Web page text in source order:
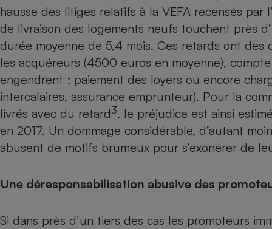
hausse des litiges relatifs à la VEFA recensés
de livraison des logements neufs touchent près
durée moyenne de 5,4 mois. Ces retards ont
les acquéreurs (4500 euros en moyenne),
engendrent : paiement des loyers ou encore
intercalaires, assurance emprunteur). Pour la
livrés avec du retard3, le préjudice est ainsi
en 2017. Un dommage considérable, d’autant
abusent de motifs brumeux pour s’exonérer de
Une déresponsabilisation abusive des
Si dans près d’un tiers des cas les promoteurs
Complément
alimentaire
Assurance
Gros électroménager
Petit
Internet
Téléphonie
Téléviseur
Matelas
Mutuelle